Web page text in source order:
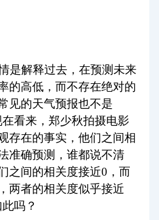
是解释过去，在预测未来
的高低，而不存在绝对的
见的天气预报也不是
看来，郑少秋拍摄电影
存在的事实，他们之间相
准确预测，谁都说不清
之间的相关度接近0，而
两者的相关度似乎接近
吗？